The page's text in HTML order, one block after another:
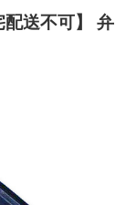
配送不可】 弁